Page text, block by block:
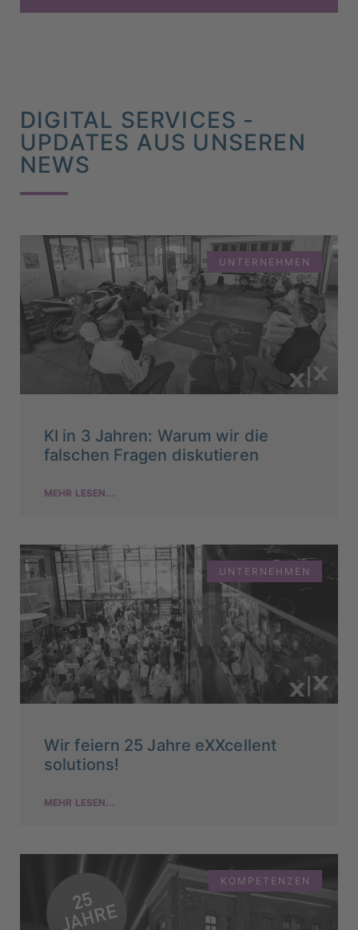
DIGITAL SERVICES -
UPDATES AUS UNSEREN
NEWS
UNTERNEHMEN
KI in 3 Jahren: Warum wir die
falschen Fragen diskutieren
MEHR LESEN...
UNTERNEHMEN
Wir feiern 25 Jahre eXXcellent
solutions!
MEHR LESEN...
KOMPETENZEN